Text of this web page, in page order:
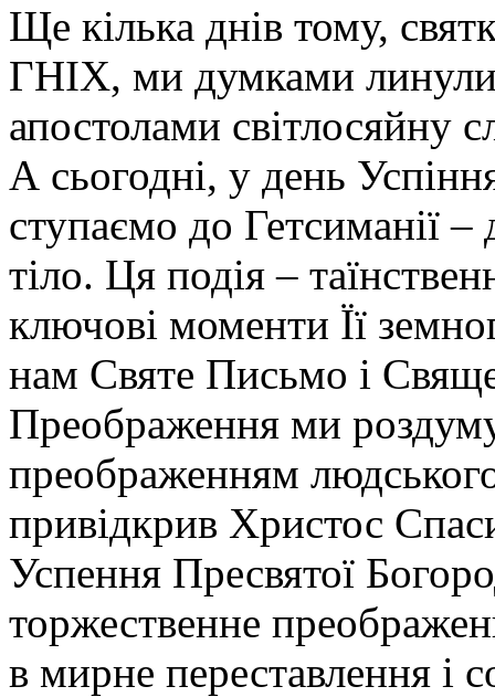
Ще кілька днів тому,
ГНІХ, ми думками линули
апостолами світлосяйну
А сьогодні, у день
ступаємо до Гетсиманії –
тіло. Ця подія –
ключові моменти Її
нам Святе Письмо і
Преображення ми
преображенням
привідкрив Христос
Успення Пресвятої
торжественне
в мирне переставлення і